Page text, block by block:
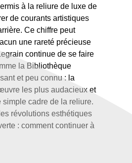
à la reliure de luxe de
de courants artistiques
Ce chiffre peut
une rareté précieuse
continue de se faire
la Bibliothèque
et peu connu : la
les plus audacieux et
cadre de la reliure.
révolutions esthétiques
: comment continuer à